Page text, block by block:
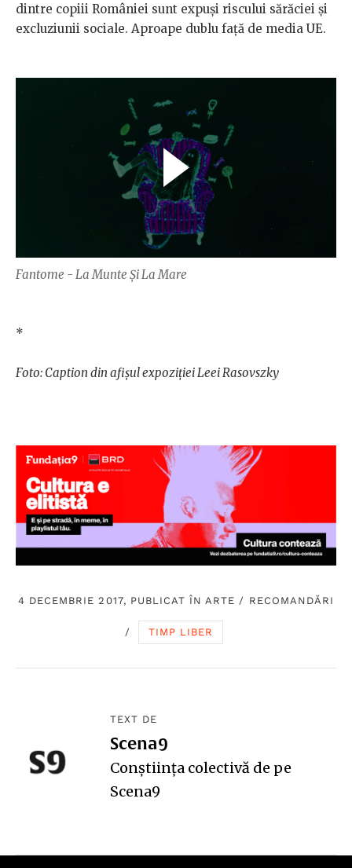
dintre copiii României sunt expuși riscului sărăciei și
excluziunii sociale. Aproape dublu față de media UE.
Fantome - La Munte Și La Mare
*
Foto: Caption din afișul expoziției Leei Rasovszky
4 DECEMBRIE 2017, PUBLICAT ÎNARTE / RECOMANDĂRI
/ TIMP LIBER
TEXT DE
Scena9
Conștiința colectivă de pe
Scena9